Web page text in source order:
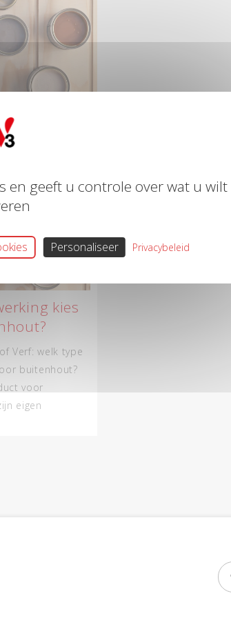
kies
Verf: welk type
buitenhout?
voor
eigen
en geeft u controle over wat u wilt
Personaliseer Privacybeleid